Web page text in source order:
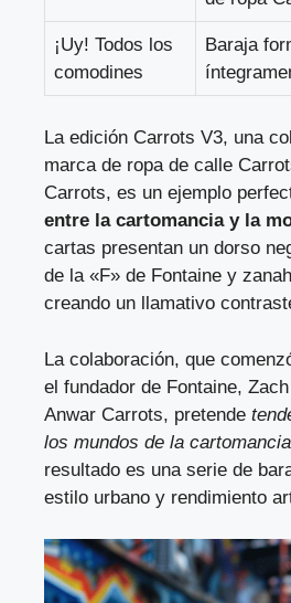
¡Uy! Todos los
comodines
Baraja
La edición Carrots V3, una
marca de ropa de calle
Carrots, es un ejemplo
entre la cartomancia y la
cartas presentan un dorso
de la «F» de Fontaine y
creando un llamativo
La colaboración, que
el fundador de Fontaine,
Anwar Carrots, pretende
los mundos de la
resultado es una serie de
estilo urbano y rendimiento